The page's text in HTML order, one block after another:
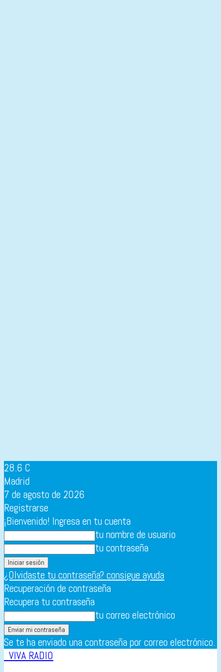
28.6 C
Madrid
7 de agosto de 2026
Registrarse
¡Bienvenido! Ingresa en tu cuenta
tu nombre de usuario
tu contraseña
¿Olvidaste tu contraseña? consigue ayuda
Recuperación de contraseña
Recupera tu contraseña
tu correo electrónico
Se te ha enviado una contraseña por correo electrónico.
VIVA RADIO